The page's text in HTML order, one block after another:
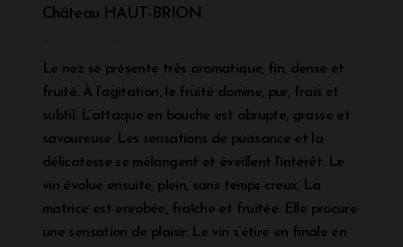
Château HAUT-BRION
Le nez se présente très aromatique, fin, dense et
fruité. À l’agitation, le fruité domine, pur, frais et
subtil. L’attaque en bouche est abrupte, grasse et
savoureuse. Les sensations de puissance et la
délicatesse se mélangent et éveillent l’intérêt. Le
vin évolue ensuite, plein, sans temps creux. La
matrice est enrobée, fraîche et fruitée. Elle procure
une sensation de plaisir. Le vin s’étire en finale en